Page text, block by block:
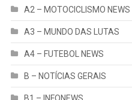
A2 – MOTOCICLISMO NEWS
A3 – MUNDO DAS LUTAS
A4 – FUTEBOL NEWS
B – NOTÍCIAS GERAIS
B1 – INFONEWS